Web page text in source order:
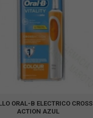
ORAL-B ELECTRICO CROSS
ACTION AZUL